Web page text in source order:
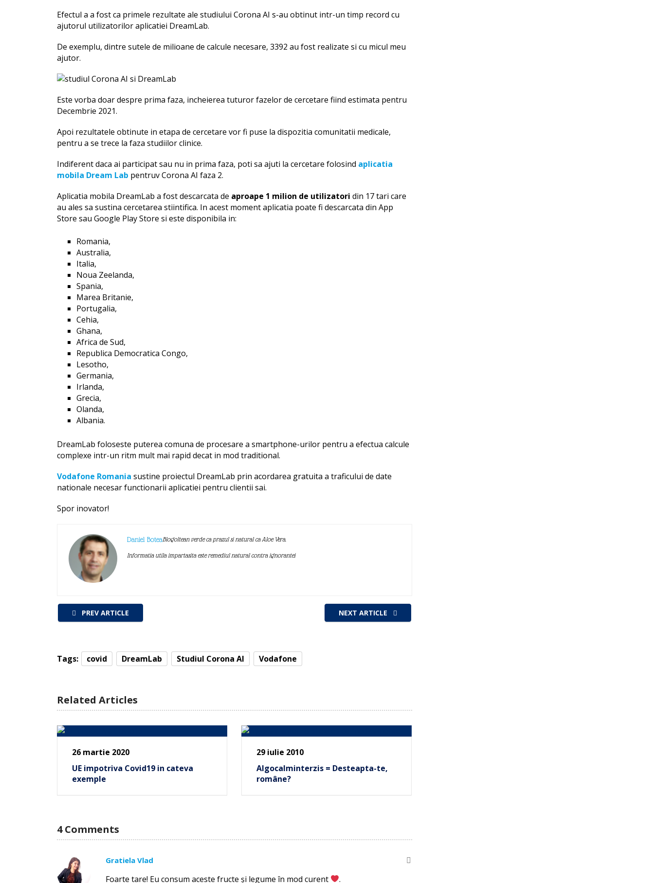
Efectul a a fost ca primele rezultate ale studiului Corona AI s-au obtinut intr-un timp record cu
ajutorul utilizatorilor aplicatiei DreamLab.
De exemplu, dintre sutele de milioane de calcule necesare, 3392 au fost realizate si cu micul meu
ajutor.
Este vorba doar despre prima faza, incheierea tuturor fazelor de cercetare fiind estimata pentru
Decembrie 2021.
Apoi rezultatele obtinute in etapa de cercetare vor fi puse la dispozitia comunitatii medicale,
pentru a se trece la faza studiilor clinice.
Indiferent daca ai participat sau nu in prima faza, poti sa ajuti la cercetare folosind aplicatia
mobila Dream Lab pentruv Corona AI faza 2.
Aplicatia mobila DreamLab a fost descarcata de aproape 1 milion de utilizatori din 17 tari care
au ales sa sustina cercetarea stiintifica. In acest moment aplicatia poate fi descarcata din App
Store sau Google Play Store si este disponibila in:
Romania,
Australia,
Italia,
Noua Zeelanda,
Spania,
Marea Britanie,
Portugalia,
Cehia,
Ghana,
Africa de Sud,
Republica Democratica Congo,
Lesotho,
Germania,
Irlanda,
Grecia,
Olanda,
Albania.
DreamLab foloseste puterea comuna de procesare a smartphone-urilor pentru a efectua calcule
complexe intr-un ritm mult mai rapid decat in mod traditional.
Vodafone Romania sustine proiectul DreamLab prin acordarea gratuita a traficului de date
nationale necesar functionarii aplicatiei pentru clientii sai.
Spor inovator!
Daniel BoteaBlogoltean verde ca prazul si natural ca Aloe Vera.
Informatia utila impartasita este remediul natural contra ignorantei
PREV ARTICLE NEXT ARTICLE
Tags: covid DreamLab Studiul Corona AI Vodafone
Related Articles
26 martie 2020
UE impotriva Covid19 in cateva
exemple
29 iulie 2010
Algocalminterzis = Desteapta-te,
române?
4 Comments
Gratiela Vlad
Foarte tare! Eu consum aceste fructe și legume în mod curent .